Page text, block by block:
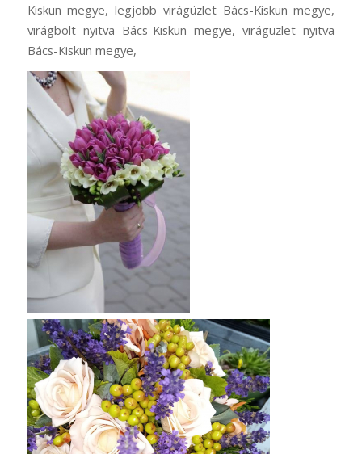
Kiskun megye, legjobb virágüzlet Bács-Kiskun megye,
virágbolt nyitva Bács-Kiskun megye, virágüzlet nyitva
Bács-Kiskun megye,